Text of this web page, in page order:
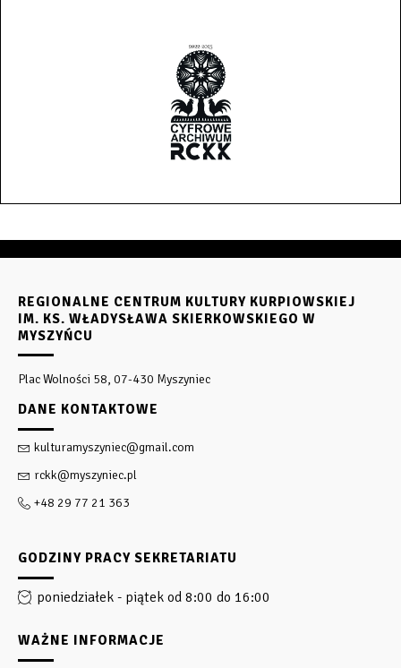
REGIONALNE CENTRUM KULTURY KURPIOWSKIEJ
IM. KS. WŁADYSŁAWA SKIERKOWSKIEGO W
MYSZYŃCU
Plac Wolności 58, 07-430 Myszyniec
DANE KONTAKTOWE
kulturamyszyniec@gmail.com
rckk@myszyniec.pl
+48 29 77 21 363
GODZINY PRACY SEKRETARIATU
poniedziałek - piątek od 8:00 do 16:00
WAŻNE INFORMACJE